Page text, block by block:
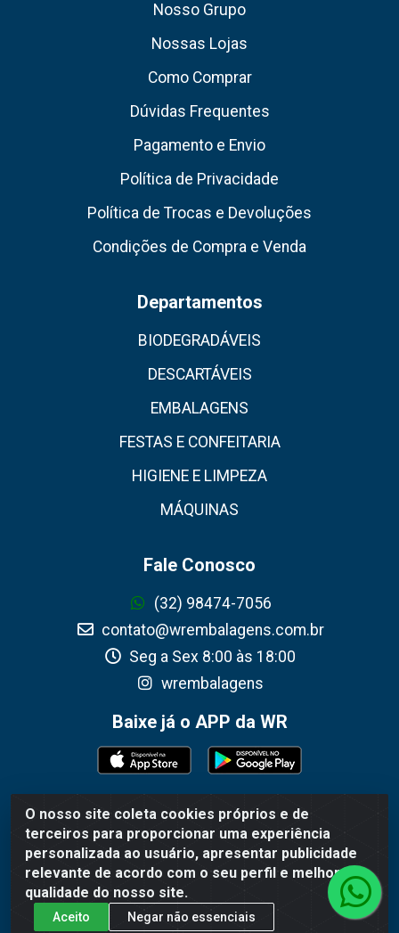
O nosso site coleta cookies próprios e de
terceiros para proporcionar uma experiência
personalizada ao usuário, apresentar publicidade
relevante de acordo com o seu perfil e melhorar a
qualidade do nosso site.
Aceito Negar não essenciais
Nosso Grupo
Nossas Lojas
Como Comprar
Dúvidas Frequentes
Pagamento e Envio
Política de Privacidade
Política de Trocas e Devoluções
Condições de Compra e Venda
Departamentos
BIODEGRADÁVEIS
DESCARTÁVEIS
EMBALAGENS
FESTAS E CONFEITARIA
HIGIENE E LIMPEZA
MÁQUINAS
Fale Conosco
(32) 98474-7056
contato@wrembalagens.com.br
Seg a Sex 8:00 às 18:00
wrembalagens
Baixe já o APP da WR
WR Embalagens - R. Cel. Teodoro Gomes de Araújo, 1360 -
Grogotó - Barbacena / MG - CEP 36202-628 - CNPJ
02.692.206/0001-55